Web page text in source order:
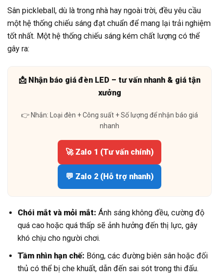
Sân pickleball, dù là trong nhà hay ngoài trời, đều yêu cầu
một hệ thống chiếu sáng đạt chuẩn để mang lại trải nghiệm
tốt nhất. Một hệ thống chiếu sáng kém chất lượng có thể
gây ra:
📩 Nhận báo giá đèn LED – tư vấn nhanh & giá tận
xưởng
👉 Nhắn: Loại đèn + Công suất + Số lượng để nhận báo giá
nhanh
🚀 Zalo 1 (Tư vấn chính)
💬 Zalo 2 (Hỗ trợ nhanh)
Chói mắt và mỏi mắt: Ánh sáng không đều, cường độ
quá cao hoặc quá thấp sẽ ảnh hưởng đến thị lực, gây
khó chịu cho người chơi.
Tầm nhìn hạn chế: Bóng, các đường biên sân hoặc đối
thủ có thể bị che khuất, dẫn đến sai sót trong thi đấu.